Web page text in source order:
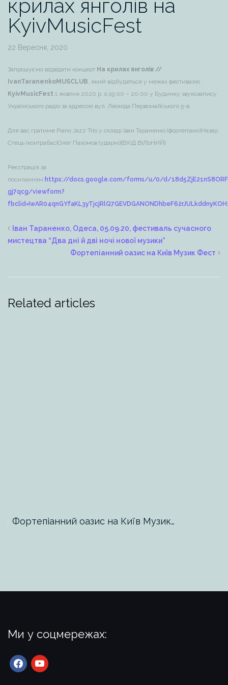
крилах янголів на
KyivMusicFest
22 Вересня, 2020
Запрошуємо відвідати концерт На крилах янголів //
IvanTaranenkoMUSCLUB, який відбудеться у межах фестивалю
KyivMusicFest 1 жовтня 2020 р. о 19:00 – 20:00 у Будинку звукозапису
Українського радіо за адресою вул. Леоніда Первомайського 5-в.
Для вас гратиме Piano Jazz Trio у складі:Іван Тараненко (фортепіано)Назар
Стець (контрабас)Олег Пахомов (ударні)[ВХІД ВІЛЬНИЙ]
Реєстрація за
посиланням: https://docs.google.com/forms/u/0/d/
gj7qcg/viewform?
Іван Тараненко, Одеса, 05.09.20, фестиваль сучасного
мистецтва “Два дні й дві ночі нової музики”
Фортепіанний оазис на Київ Музик Фест
Related articles
Фортепіанний оазис на Київ Музик…
Ми у соцмережах:
facebookyoutube